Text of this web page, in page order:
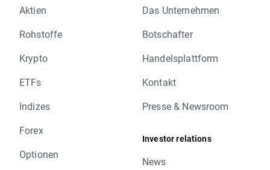
Aktien
Rohstoffe
Krypto
ETFs
Indizes
Forex
Optionen
Das Unternehmen
Botschafter
Handelsplattform
Kontakt
Presse & Newsroom
Investor relations
News